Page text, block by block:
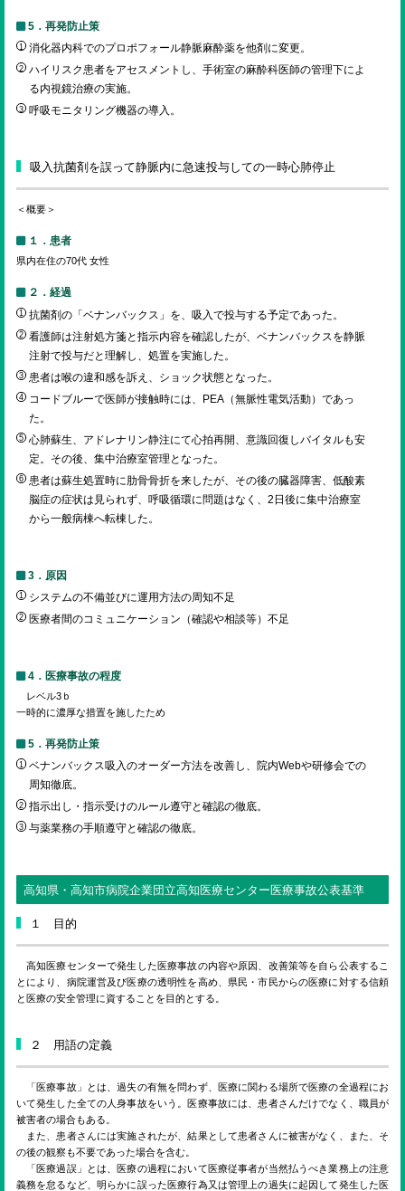
5．再発防止策
消化器内科でのプロポフォール静脈麻酔薬を他剤に変更。
ハイリスク患者をアセスメントし、手術室の麻酔科医師の管理下によ
る内視鏡治療の実施。
呼吸モニタリング機器の導入。
吸入抗菌剤を誤って静脈内に急速投与しての一時心肺停止
＜概要＞
１．患者
県内在住の70代 女性
２．経過
抗菌剤の「ベナンバックス」を、吸入で投与する予定であった。
看護師は注射処方箋と指示内容を確認したが、ベナンバックスを静脈
注射で投与だと理解し、処置を実施した。
患者は喉の違和感を訴え、ショック状態となった。
コードブルーで医師が接触時には、PEA（無脈性電気活動）であっ
た。
心肺蘇生、アドレナリン静注にて心拍再開、意識回復しバイタルも安
定。その後、集中治療室管理となった。
患者は蘇生処置時に肋骨骨折を来したが、その後の臓器障害、低酸素
脳症の症状は見られず、呼吸循環に問題はなく、2日後に集中治療室
から一般病棟へ転棟した。
3．原因
システムの不備並びに運用方法の周知不足
医療者間のコミュニケーション（確認や相談等）不足
4．医療事故の程度
レベル3ｂ
一時的に濃厚な措置を施したため
5．再発防止策
ベナンバックス吸入のオーダー方法を改善し、院内Webや研修会での
周知徹底。
指示出し・指示受けのルール遵守と確認の徹底。
与薬業務の手順遵守と確認の徹底。
高知県・高知市病院企業団立高知医療センター医療事故公表基準
１ 目的
高知医療センターで発生した医療事故の内容や原因、改善策等を自ら公表するこ
とにより、病院運営及び医療の透明性を高め、県民・市民からの医療に対する信頼
と医療の安全管理に資することを目的とする。
２ 用語の定義
「医療事故」とは、過失の有無を問わず、医療に関わる場所で医療の全過程にお
いて発生した全ての人身事故をいう。医療事故には、患者さんだけでなく、職員が
被害者の場合もある。
また、患者さんには実施されたが、結果として患者さんに被害がなく、また、そ
の後の観察も不要であった場合を含む。
「医療過誤」とは、医療の過程において医療従事者が当然払うべき業務上の注意
義務を怠るなど、明らかに誤った医療行為又は管理上の過失に起因して発生した医